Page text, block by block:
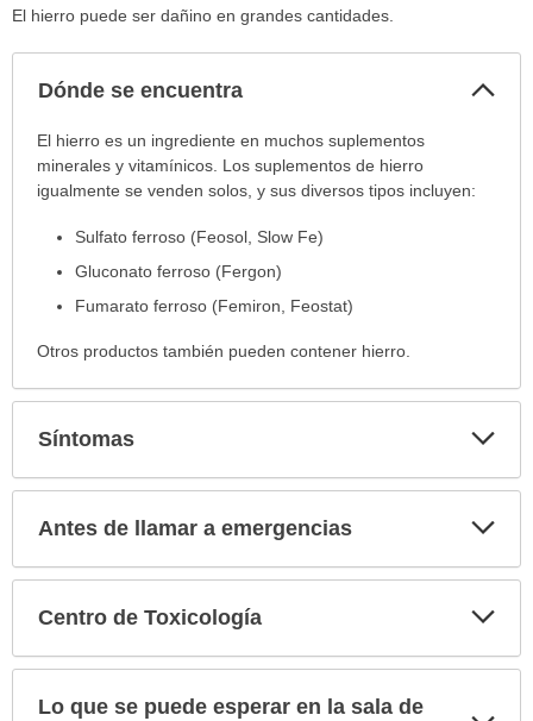
El hierro puede ser dañino en grandes cantidades.
Dónde se encuentra
Dónde
encuentra
extendido.
El hierro es un ingrediente en muchos suplementos
minerales y vitamínicos. Los suplementos de hierro
igualmente se venden solos, y sus diversos tipos incluyen:
Sulfato ferroso (Feosol, Slow Fe)
Gluconato ferroso (Fergon)
Fumarato ferroso (Femiron, Feostat)
Otros productos también pueden contener hierro.
Síntomas
Antes de llamar a emergencias
Centro de Toxicología
Lo que se puede esperar en la sala de